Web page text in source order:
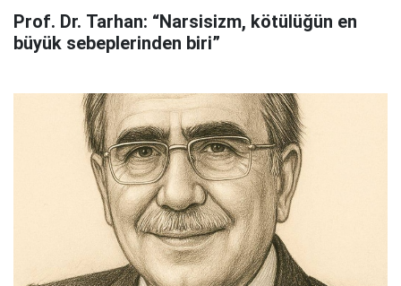
Prof. Dr. Tarhan: “Narsisizm, kötülüğün en
büyük sebeplerinden biri”